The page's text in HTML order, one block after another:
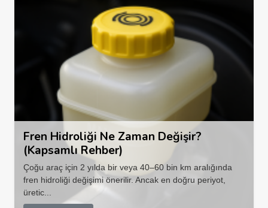
Fren Hidroliği Ne Zaman Değişir?
(Kapsamlı Rehber)
Çoğu araç için 2 yılda bir veya 40–60 bin km aralığında
fren hidroliği değişimi önerilir. Ancak en doğru periyot,
üretic...